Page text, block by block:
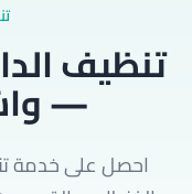
تنظيف
—
احصل على خدمة